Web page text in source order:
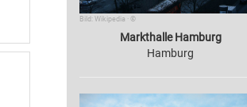
Bild: Wikipedia · ©
Markthalle Hamburg
Hamburg